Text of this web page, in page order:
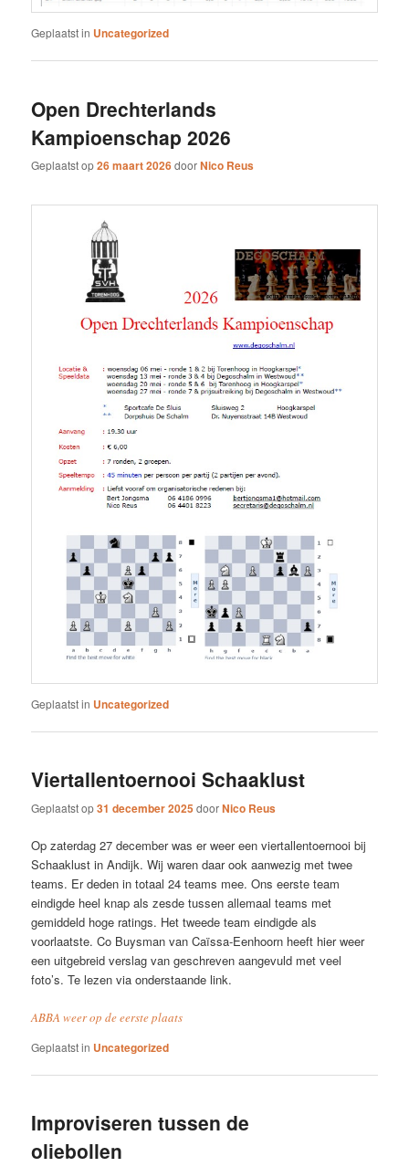
Geplaatst in Uncategorized
Open Drechterlands
Kampioenschap 2026
Geplaatst op26 maart 2026doorNico Reus
Geplaatst in Uncategorized
Viertallentoernooi Schaaklust
Geplaatst op31 december 2025 doorNico Reus
Op zaterdag 27 december was er weer een viertallentoernooi bij
Schaaklust in Andijk. Wij waren daar ook aanwezig met twee
teams. Er deden in totaal 24 teams mee. Ons eerste team
eindigde heel knap als zesde tussen allemaal teams met
gemiddeld hoge ratings. Het tweede team eindigde als
voorlaatste. Co Buysman van Caïssa-Eenhoorn heeft hier weer
een uitgebreid verslag van geschreven aangevuld met veel
foto’s. Te lezen via onderstaande link.
ABBA weer op de eerste plaats
Geplaatst in Uncategorized
Improviseren tussen de
oliebollen